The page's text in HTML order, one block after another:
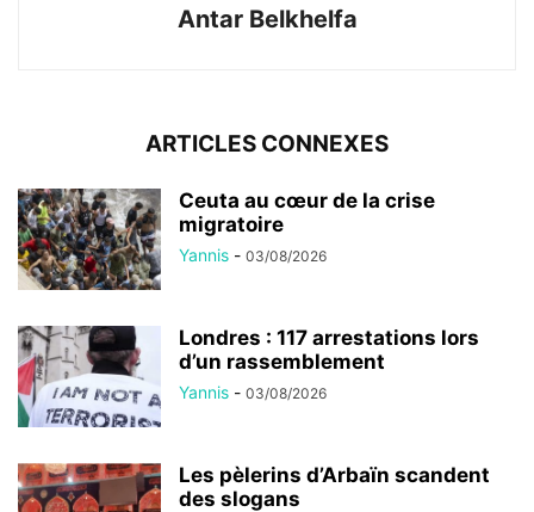
Antar Belkhelfa
ARTICLES CONNEXES
Ceuta au cœur de la crise
migratoire
Yannis - 03/08/2026
Londres : 117 arrestations lors
d’un rassemblement
Yannis - 03/08/2026
Les pèlerins d’Arbaïn scandent
des slogans